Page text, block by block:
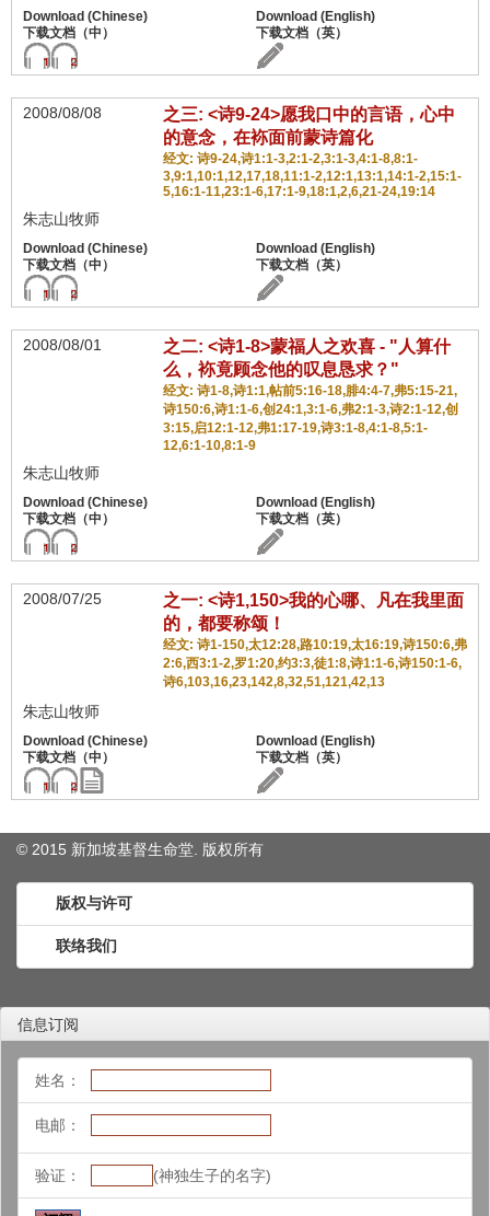
2008/08/08
之三: <诗9-24>愿我口中的言语，心中
的意念，在袮面前蒙诗篇化
经文: 诗9-24,诗1:1-3,2:1-2,3:1-3,4:1-8,8:1-
3,9:1,10:1,12,17,18,11:1-2,12:1,13:1,14:1-2,15:1-
5,16:1-11,23:1-6,17:1-9,18:1,2,6,21-24,19:14
朱志山牧师
2008/08/01
之二: <诗1-8>蒙福人之欢喜 - "人算什
么，袮竟顾念他的叹息恳求？"
经文: 诗1-8,诗1:1,帖前5:16-18,腓4:4-7,弗5:15-21,
诗150:6,诗1:1-6,创24:1,3:1-6,弗2:1-3,诗2:1-12,创
3:15,启12:1-12,弗1:17-19,诗3:1-8,4:1-8,5:1-
12,6:1-10,8:1-9
朱志山牧师
2008/07/25
之一: <诗1,150>我的心哪、凡在我里面
的，都要称颂！
经文: 诗1-150,太12:28,路10:19,太16:19,诗150:6,弗
2:6,西3:1-2,罗1:20,约3:3,徒1:8,诗1:1-6,诗150:1-6,
诗6,103,16,23,142,8,32,51,121,42,13
朱志山牧师
© 2015 新加坡基督生命堂. 版权所有
版权与许可
联络我们
信息订阅
姓名：
电邮：
验证： (神独生子的名字)